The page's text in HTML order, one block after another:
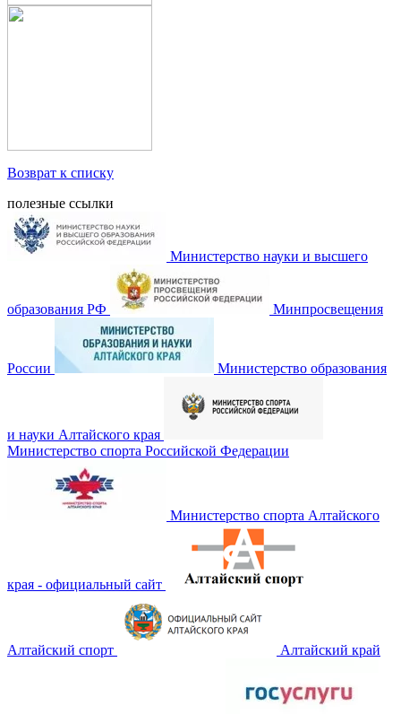
Возврат к списку
полезные ссылки
Министерство науки и высшего
образования РФ Минпросвещения
России Министерство образования
и науки Алтайского края
Министерство спорта Российской Федерации
Министерство спорта Алтайского
края - официальный сайт
Алтайский спорт Алтайский край